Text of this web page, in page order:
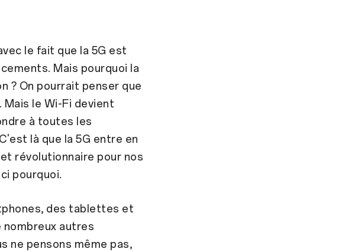
le fait que la 5G est
Mais pourquoi la
? On pourrait penser que
Mais le Wi-Fi devient
à toutes les
là que la 5G entre en
révolutionnaire pour nos
pourquoi.
des tablettes et
nombreux autres
ne pensons même pas,